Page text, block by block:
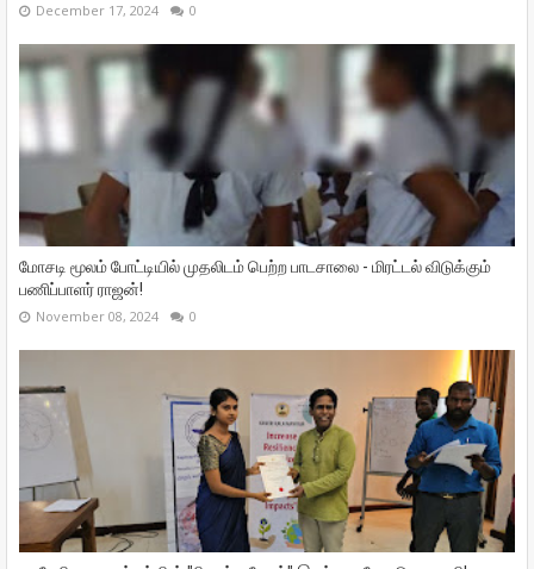
December 17, 2024 0
மோசடி மூலம் போட்டியில் முதலிடம் பெற்ற பாடசாலை - மிரட்டல் விடுக்கும்
பணிப்பாளர் ராஜன்!
November 08, 2024 0